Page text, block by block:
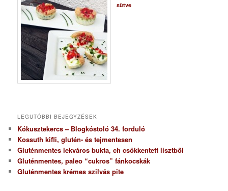
sütve
LEGUTÓBBI BEJEGYZÉSEK
Kókusztekercs – Blogkóstoló 34. forduló
Kossuth kifli, glutén- és tejmentesen
Gluténmentes lekváros bukta, ch csökkentett lisztből
Gluténmentes, paleo “cukros” fánkocskák
Gluténmentes krémes szilvás pite